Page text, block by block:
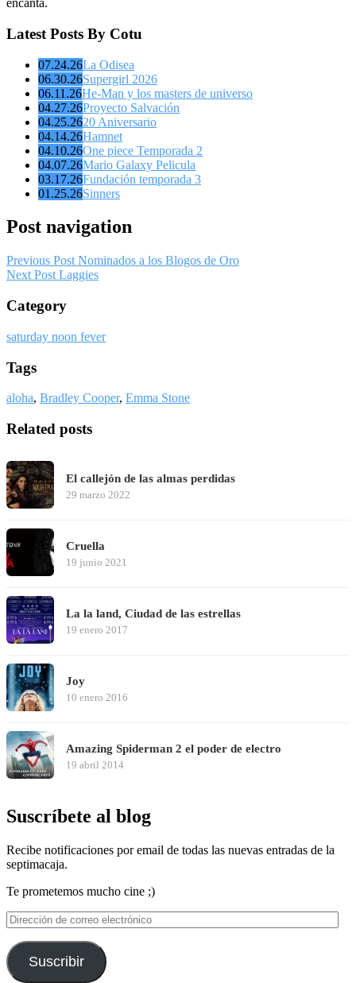
encanta.
Latest Posts By Cotu
07.24.26La Odisea
06.30.26Supergirl 2026
06.11.26He-Man y los masters de universo
04.27.26Proyecto Salvación
04.25.2620 Aniversario
04.14.26Hamnet
04.10.26One piece Temporada 2
04.07.26Mario Galaxy Pelicula
03.17.26Fundación temporada 3
01.25.26Sinners
Post navigation
Previous Post Nominados a los Blogos de Oro
Next Post Laggies
Category
saturday noon fever
Tags
aloha, Bradley Cooper, Emma Stone
Related posts
El callejón de las almas perdidas
29 marzo 2022
Cruella
19 junio 2021
La la land, Ciudad de las estrellas
19 enero 2017
Joy
10 enero 2016
Amazing Spiderman 2 el poder de electro
19 abril 2014
Suscríbete al blog
Recibe notificaciones por email de todas las nuevas entradas de la
septimacaja.
Te prometemos mucho cine ;)
Dirección
de
correo
electrónico
Suscribir